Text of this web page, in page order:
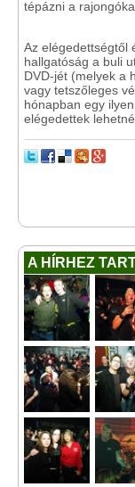
tépázni a
Az elégedettségtől
hallgatóság a buli
DVD-jét (melyek a
vagy tetszőleges
hónapban egy
elégedettek
A HÍRHEZ